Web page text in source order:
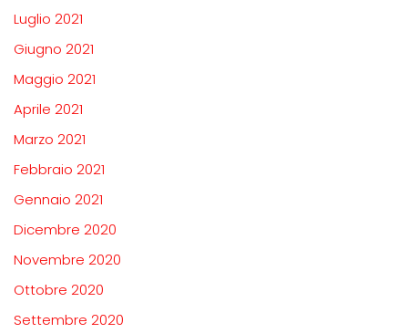
Luglio 2021
Giugno 2021
Maggio 2021
Aprile 2021
Marzo 2021
Febbraio 2021
Gennaio 2021
Dicembre 2020
Novembre 2020
Ottobre 2020
Settembre 2020